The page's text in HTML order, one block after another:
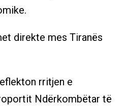
rritjen e
Ndërkombëtar të